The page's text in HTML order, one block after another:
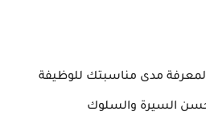
لمعرفة مدى مناسبتك للوظيفة